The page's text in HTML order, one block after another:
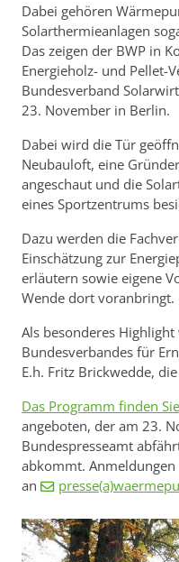
Dabei gehören
Solarthermieanlagen
Das zeigen der BWP in
Energieholz- und Pellet-
Bundesverband
23. November in Berlin.
Dabei wird die Tür
Neubauloft, eine
angeschaut und die
eines Sportzentrums
Dazu werden die
Einschätzung zur
erläutern sowie eigene
Wende dort voranbringt.
Als besonderes
Bundesverbandes für
E.h. Fritz Brickwedde,
Das Programm finden
angeboten, der am 23.
Bundespresseamt
abkommt.
an